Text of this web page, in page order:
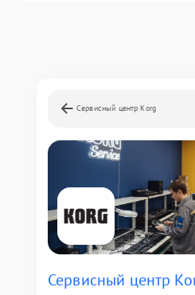
Сервисный центр Korg
Сервисный центр